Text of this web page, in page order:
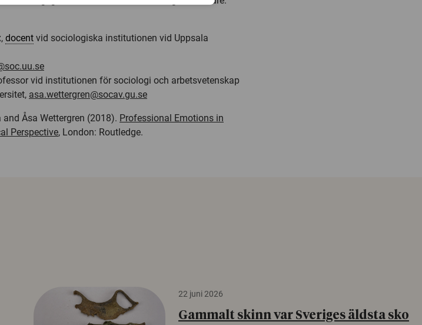
docent vid sociologiska institutionen vid Uppsala
vid institutionen för sociologi och arbetsvetenskap
asa.wettergren@socav.gu.se
Åsa Wettergren (2018). Professional Emotions in
Perspective, London: Routledge.
22 juni 2026
Gammalt skinn var Sveriges äldsta sko